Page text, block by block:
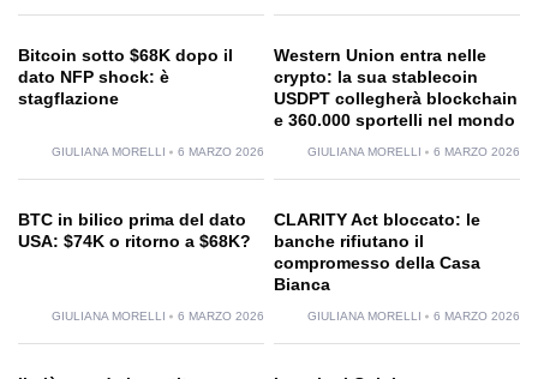
Bitcoin sotto $68K dopo il
dato NFP shock: è
stagflazione
GIULIANA MORELLI 6 MARZO 2026
Western Union entra nelle
crypto: la sua stablecoin
USDPT collegherà blockchain
e 360.000 sportelli nel mondo
GIULIANA MORELLI 6 MARZO 2026
BTC in bilico prima del dato
USA: $74K o ritorno a $68K?
GIULIANA MORELLI 6 MARZO 2026
CLARITY Act bloccato: le
banche rifiutano il
compromesso della Casa
Bianca
GIULIANA MORELLI 6 MARZO 2026